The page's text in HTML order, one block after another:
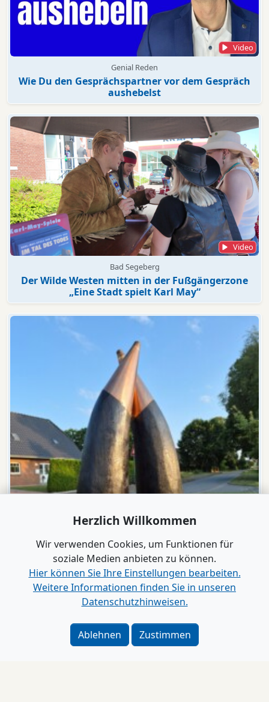
Video
Genial Reden
Wie Du den Gesprächspartner vor dem Gespräch
aushebelst
Video
Bad Segeberg
Der Wilde Westen mitten in der Fußgängerzone
„Eine Stadt spielt Karl May“
Herzlich Willkommen
Wir verwenden Cookies, um Funktionen für
soziale Medien anbieten zu können.
Hier können Sie Ihre Einstellungen bearbeiten.
Weitere Informationen finden Sie in unseren
Datenschutzhinweisen.
Ablehnen Zustimmen